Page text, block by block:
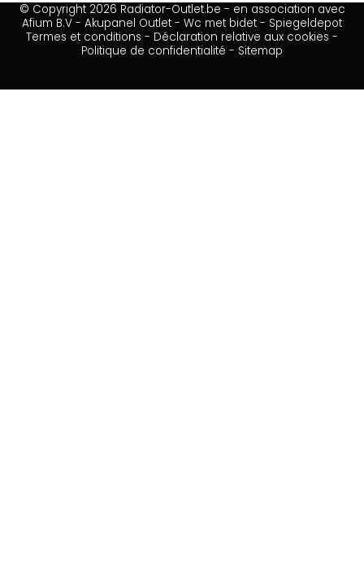
© Copyright 2026 Radiator-Outlet.be - en association avec
Afium B.V - Akupanel Outlet - Wc met bidet - Spiegeldepot
Termes et conditions - Déclaration relative aux cookies -
Politique de confidentialité - Sitemap